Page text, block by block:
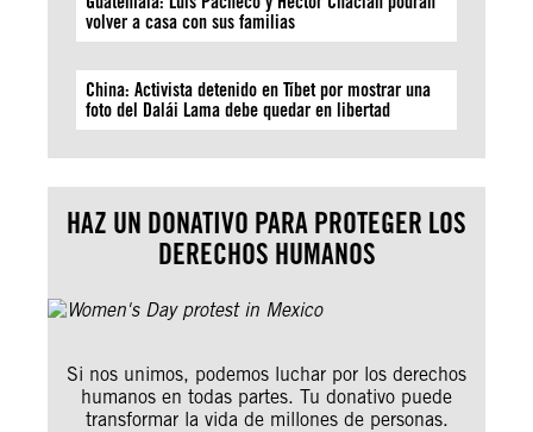
volver a casa con sus familias
China: Activista detenido en Tíbet por mostrar una
foto del Dalái Lama debe quedar en libertad
HAZ UN DONATIVO PARA PROTEGER LOS
DERECHOS HUMANOS
Si nos unimos, podemos luchar por los derechos
humanos en todas partes. Tu donativo puede
transformar la vida de millones de personas.